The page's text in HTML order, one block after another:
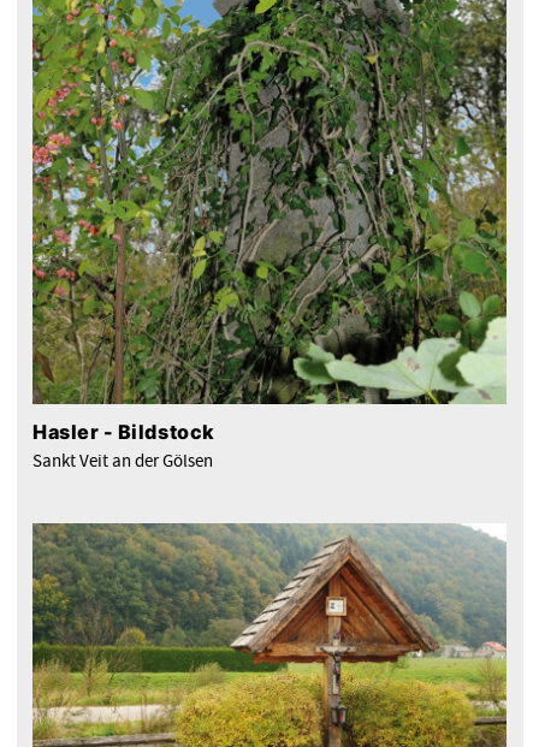
Hasler - Bildstock
Sankt Veit an der Gölsen